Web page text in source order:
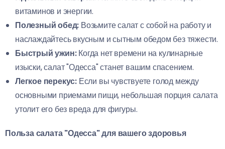
витаминов и энергии.
Полезный обед: Возьмите салат с собой на работу и
наслаждайтесь вкусным и сытным обедом без тяжести.
Быстрый ужин:Когда нет времени на кулинарные
изыски, салат "Одесса" станет вашим спасением.
Легкое перекус: Если вы чувствуете голод между
основными приемами пищи, небольшая порция салата
утолит его без вреда для фигуры.
Польза салата "Одесса" для вашего здоровья